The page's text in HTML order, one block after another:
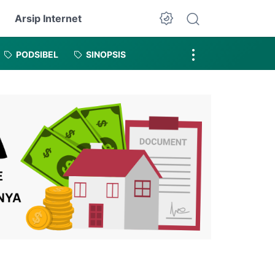
Arsip Internet
Dark Mode
PODSIBEL SINOPSIS